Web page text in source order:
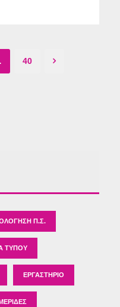
40
Π.Σ.
ΤΎΠΟΥ
ΕΡΓΑΣΤΉΡΙΟ